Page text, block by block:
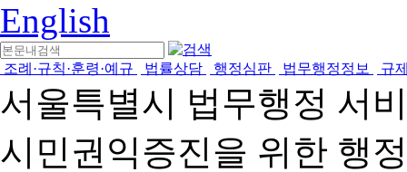
English
조례·규칙·훈령·예규 법률상담 행정심판 법무행정정보 규
서울특별시 법무행정 서
시민권익증진을 위한 행